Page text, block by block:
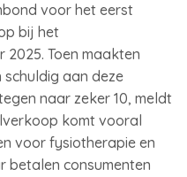
voor het eerst
bij het
Toen maakten
aan deze
naar zeker 10, meldt
komt vooral
voor fysiotherapie en
betalen consumenten